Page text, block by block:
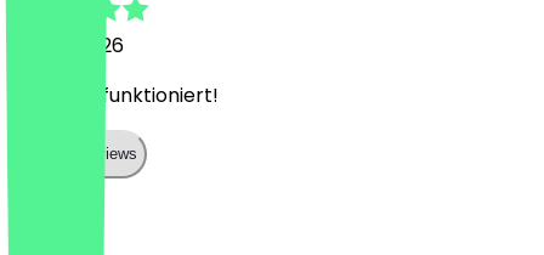
9. April 2026
Alles Top funktioniert!
Show all reviews